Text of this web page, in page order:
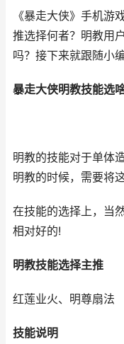
《暴走大侠》手机游
推选择何者？明教用
吗？接下来就跟随小编
暴走大侠明教技能选
明教的技能对于单体
明教的时候，需要将
在技能的选择上，当
相对好的!
明教技能选择主推
红莲业火、明尊扇法
技能说明